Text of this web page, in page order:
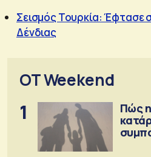
Σεισμός Τουρκία: Έφτασε
Δένδιας
OT Weekend
1
Πώς